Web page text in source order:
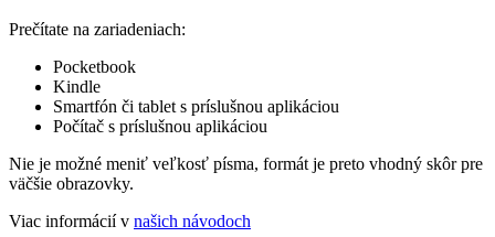
Prečítate na zariadeniach:
Pocketbook
Kindle
Smartfón či tablet s príslušnou aplikáciou
Počítač s príslušnou aplikáciou
Nie je možné meniť veľkosť písma, formát je preto vhodný skôr pre
väčšie obrazovky.
Viac informácií v našich návodoch